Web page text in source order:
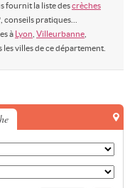
fournit la liste descrèches
pratiques...
à Lyon Villeurbanne,
les villes de ce département.